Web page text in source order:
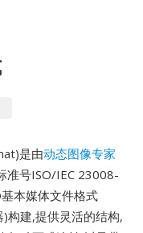
是由动态图像专家
准号ISO/IEC 23008-
本媒体文件格式
构建,提供灵活的结构,